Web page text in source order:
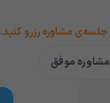
مشاوره رزرو کنید.
مشاوره موفق